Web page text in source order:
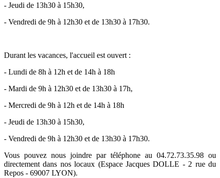
- Jeudi de 13h30 à 15h30,
- Vendredi de 9h à 12h30 et de 13h30 à 17h30.
Durant les vacances, l'accueil est ouvert :
- Lundi de 8h à 12h et de 14h à 18h
- Mardi de 9h à 12h30 et de 13h30 à 17h,
- Mercredi de 9h à 12h et de 14h à 18h
- Jeudi de 13h30 à 15h30,
- Vendredi de 9h à 12h30 et de 13h30 à 17h30.
Vous pouvez nous joindre par téléphone au 04.72.73.35.98 ou
directement dans nos locaux (Espace Jacques DOLLE - 2 rue du
Repos - 69007 LYON).